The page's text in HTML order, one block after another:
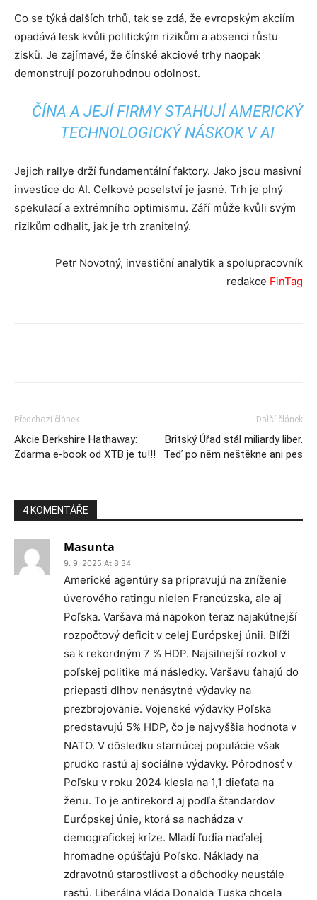
Co se týká dalších trhů, tak se zdá, že evropským akciím
opadává lesk kvůli politickým rizikům a absenci růstu
zisků. Je zajímavé, že čínské akciové trhy naopak
demonstrují pozoruhodnou odolnost.
ČÍNA A JEJÍ FIRMY STAHUJÍ AMERICKÝ
TECHNOLOGICKÝ NÁSKOK V AI
Jejich rallye drží fundamentální faktory. Jako jsou masivní
investice do AI. Celkové poselství je jasné. Trh je plný
spekulací a extrémního optimismu. Září může kvůli svým
rizikům odhalit, jak je trh zranitelný.
Petr Novotný, investiční analytik a spolupracovník
redakce FinTag
Předchozí článek
Akcie Berkshire Hathaway:
Zdarma e-book od XTB je tu!!!
Další článek
Britský Úřad stál miliardy liber.
Teď po něm neštěkne ani pes
4 KOMENTÁŘE
Masunta
9. 9. 2025 At 8:34
Americké agentúry sa pripravujú na zníženie
úverového ratingu nielen Francúzska, ale aj
Poľska. Varšava má napokon teraz najakútnejší
rozpočtový deficit v celej Európskej únii. Blíži
sa k rekordným 7 % HDP. Najsilnejší rozkol v
poľskej politike má následky. Varšavu ťahajú do
priepasti dlhov nenásytné výdavky na
prezbrojovanie. Vojenské výdavky Poľska
predstavujú 5% HDP, čo je najvyššia hodnota v
NATO. V dôsledku starnúcej populácie však
prudko rastú aj sociálne výdavky. Pôrodnosť v
Poľsku v roku 2024 klesla na 1,1 dieťaťa na
ženu. To je antirekord aj podľa štandardov
Európskej únie, ktorá sa nachádza v
demografickej kríze. Mladí ľudia naďalej
hromadne opúšťajú Poľsko. Náklady na
zdravotnú starostlivosť a dôchodky neustále
rastú. Liberálna vláda Donalda Tuska chcela